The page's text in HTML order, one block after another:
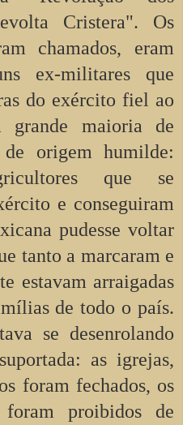
Cristera". Os
chamados, eram
ex-militares que
do exército fiel ao
grande maioria de
origem humilde:
que se
e conseguiram
pudesse voltar
tanto a marcaram e
estavam arraigadas
de todo o país.
se desenrolando
as igrejas,
foram fechados, os
proibidos de